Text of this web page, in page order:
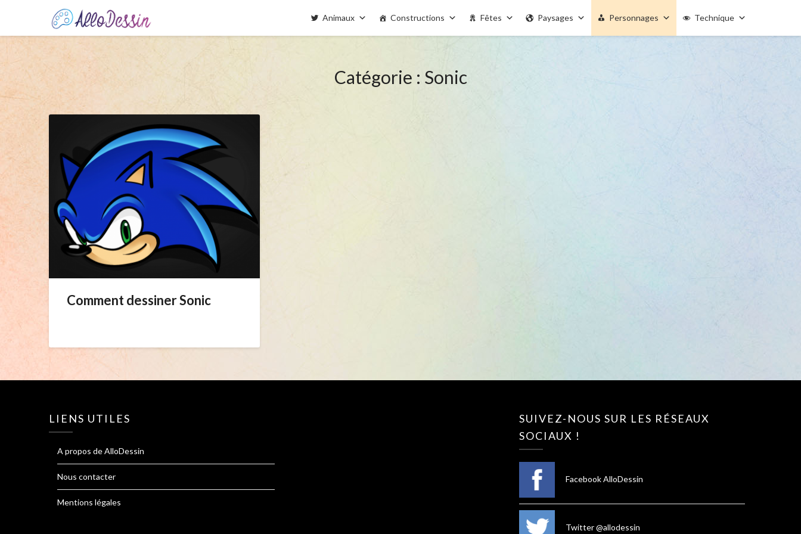
Animaux Constructions Fêtes Paysages Personnages Technique
Catégorie : Sonic
Comment dessiner Sonic
LIENS UTILES
A propos de AlloDessin
Nous contacter
Mentions légales
SUIVEZ-NOUS SUR LES RÉSEAUX
SOCIAUX !
Facebook AlloDessin
Twitter @allodessin